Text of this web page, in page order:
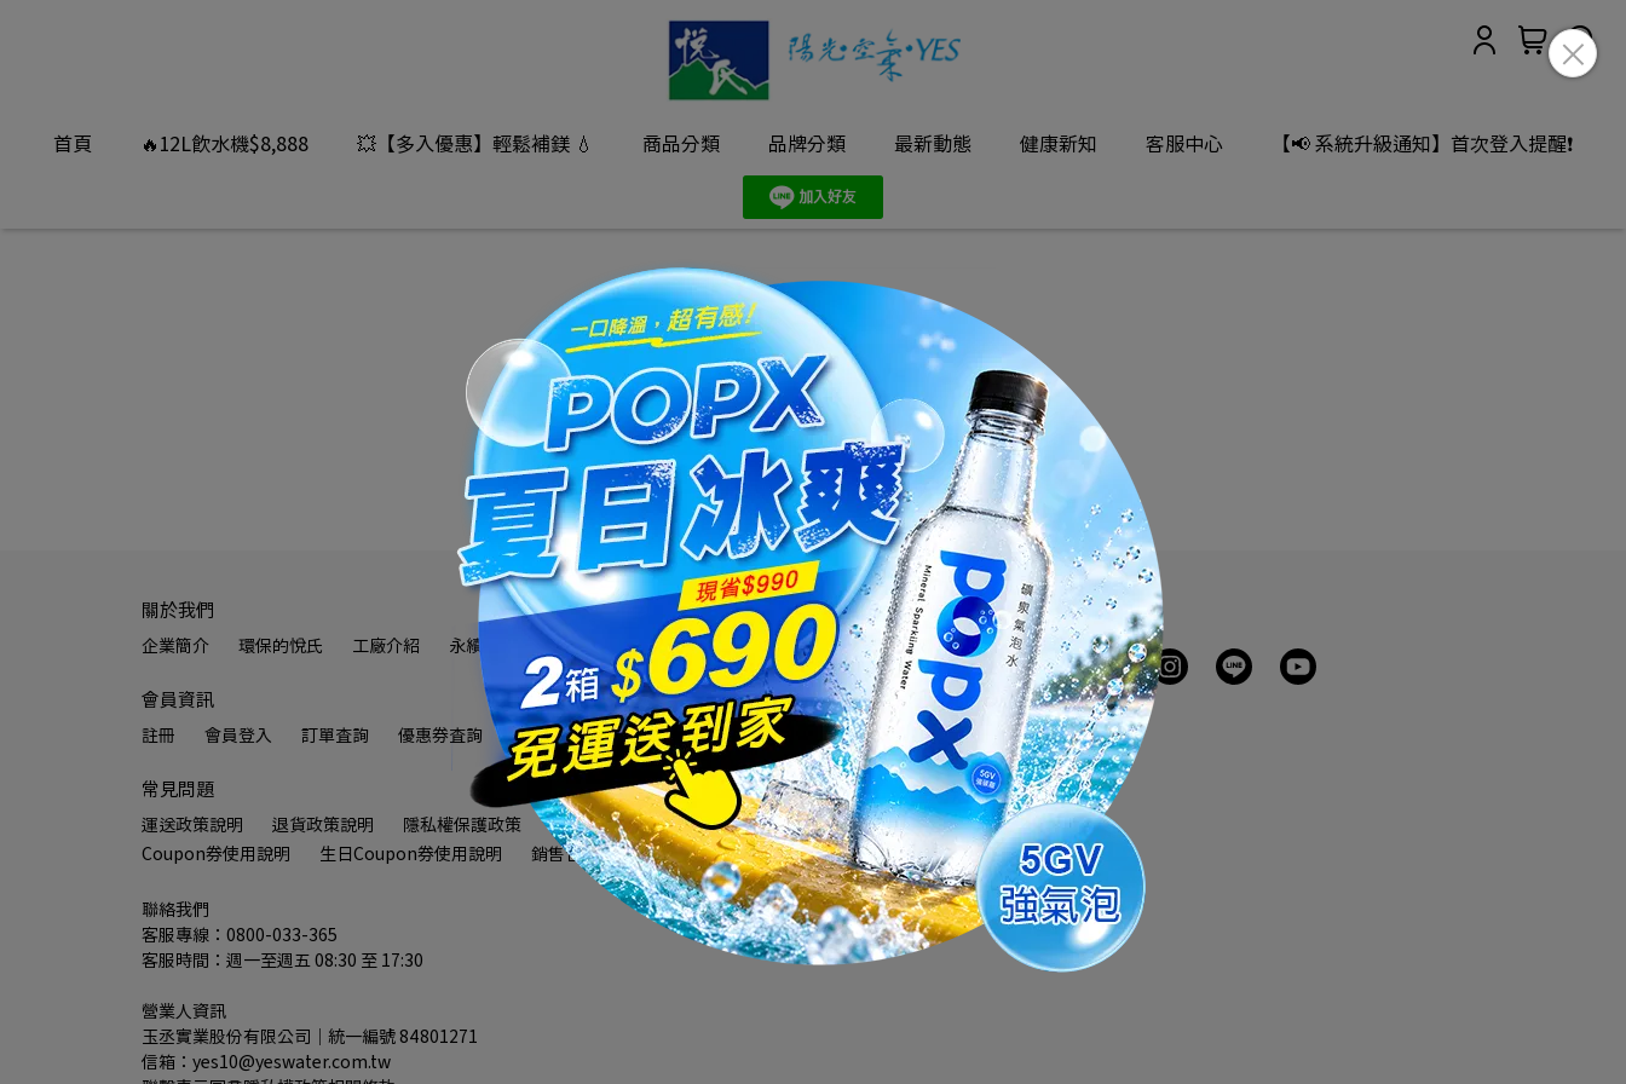
首頁 🔥12L飲水機$8,888 💥【多入優惠】輕鬆補鎂 💧 商品分類 品牌分類 最新動態 健康新知 客服中心 【📢 系統升級通知】首次登入提醒❗
關於我們
企業簡介 環保的悅氏 工廠介紹 永續發展 悅氏大事記 德國Krones Magazine
會員資訊
註冊 會員登入 訂單查詢 優惠券查詢
常見問題
運送政策説明 退貨政策説明 隱私權保護政策 會員須知與權益 經銷商宅配需知
悅氏幣使用說明
Coupon券使用說明
生日Coupon券使用說明 銷售合作 SGS塑膠微粒
聯絡我們
客服專線：0800-033-365
客服時間：週一至週五 08:30 至 17:30
營業人資訊
玉丞實業股份有限公司｜統一編號 84801271
信箱：yes10@yeswater.com.tw